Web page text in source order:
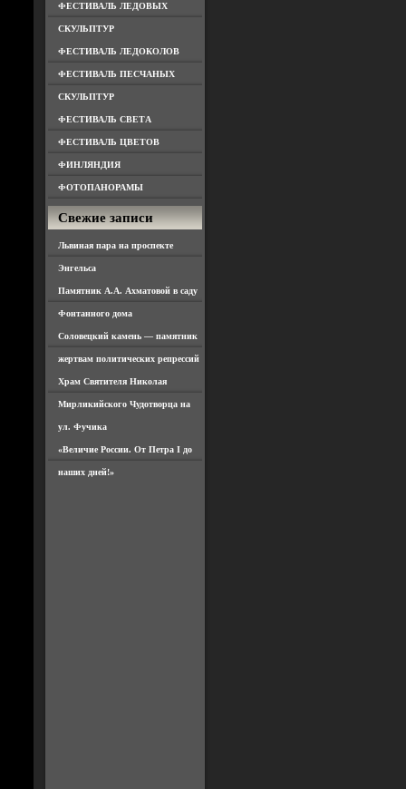
ФЕСТИВАЛЬ ЛЕДОВЫХ
СКУЛЬПТУР
ФЕСТИВАЛЬ ЛЕДОКОЛОВ
ФЕСТИВАЛЬ ПЕСЧАНЫХ
СКУЛЬПТУР
ФЕСТИВАЛЬ СВЕТА
ФЕСТИВАЛЬ ЦВЕТОВ
ФИНЛЯНДИЯ
ФОТОПАНОРАМЫ
Свежие записи
Львиная пара на проспекте
Энгельса
Памятник А.А. Ахматовой в саду
Фонтанного дома
Соловецкий камень — памятник
жертвам политических репрессий
Храм Святителя Николая
Мирликийского Чудотворца на
ул. Фучика
«Величие России. От Петра I до
наших дней!»